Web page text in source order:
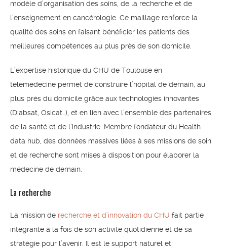
modèle d’organisation des soins, de la recherche et de
l’enseignement en cancérologie. Ce maillage renforce la
qualité des soins en faisant bénéficier les patients des
meilleures compétences au plus près de son domicile.
L’expertise historique du CHU de Toulouse en
télémédecine permet de construire l’hôpital de demain, au
plus près du domicile grâce aux technologies innovantes
(Diabsat, Osicat…), et en lien avec l’ensemble des partenaires
de la santé et de l’industrie. Membre fondateur du Health
data hub, des données massives liées à ses missions de soin
et de recherche sont mises à disposition pour élaborer la
médecine de demain.
La recherche
La mission de recherche et d’innovation du CHU fait partie
intégrante à la fois de son activité quotidienne et de sa
stratégie pour l’avenir. Il est le support naturel et